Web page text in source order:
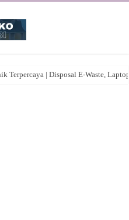
Terpercaya | Disposal E-Waste,